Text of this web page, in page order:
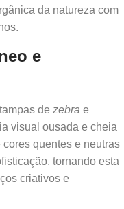
da natureza com
e
de zebra e
visual ousada e cheia
quentes e neutras
tornando esta
criativos e